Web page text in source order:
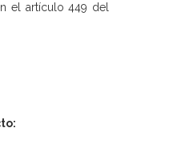
el artículo 449 del